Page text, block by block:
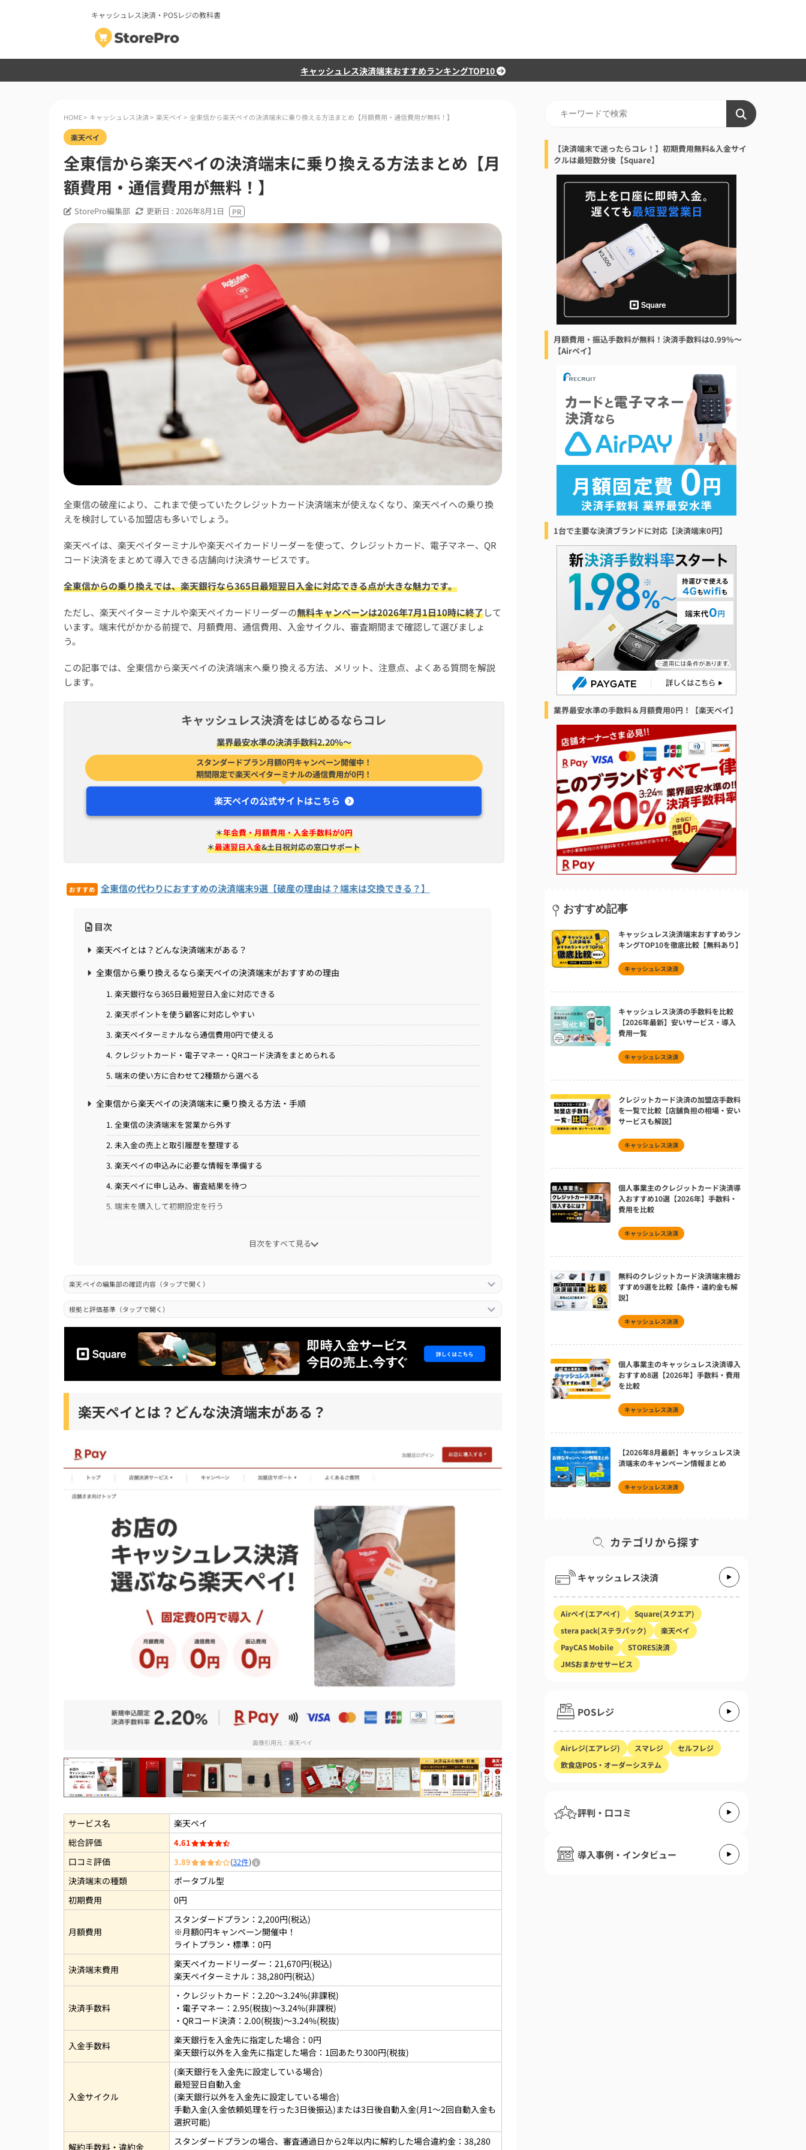
キャッシュレス決済・POSレジの教科書
キャッシュレス決済端末おすすめランキングTOP10
HOME> キャッシュレス決済> 楽天ペイ > 全東信から楽天ペイの決済端末に乗り換える方法まとめ【月額費用・通信費用が無料！】
楽天ペイ
全東信から楽天ペイの決済端末に乗り換える方法まとめ【月
額費用・通信費用が無料！】
StorePro編集部 更新日 : 2026年8月1日
全東信の破産により、これまで使っていたクレジットカード決済端末が使えなくなり、楽天ペイへの乗り換
えを検討している加盟店も多いでしょう。
楽天ペイは、楽天ペイターミナルや楽天ペイカードリーダーを使って、クレジットカード、電子マネー、QR
コード決済をまとめて導入できる店舗向け決済サービスです。
全東信からの乗り換えでは、楽天銀行なら365日最短翌日入金に対応できる点が大きな魅力です。
ただし、楽天ペイターミナルや楽天ペイカードリーダーの無料キャンペーンは2026年7月1日10時に終了して
います。端末代がかかる前提で、月額費用、通信費用、入金サイクル、審査期間まで確認して選びましょ
う。
この記事では、全東信から楽天ペイの決済端末へ乗り換える方法、メリット、注意点、よくある質問を解説
します。
キャッシュレス決済をはじめるならコレ
業界最安水準の決済手数料2.20%〜
スタンダードプラン月額0円キャンペーン開催中！
期間限定で楽天ペイターミナルの通信費用が0円！
楽天ペイの公式サイトはこちら
＊年会費・月額費用・入金手数料が0円
＊最速翌日入金&土日祝対応の窓口サポート
おすすめ 全東信の代わりにおすすめの決済端末9選【破産の理由は？端末は交換できる？】
目次
楽天ペイとは？どんな決済端末がある？
全東信から乗り換えるなら楽天ペイの決済端末がおすすめの理由
1. 楽天銀行なら365日最短翌日入金に対応できる
2. 楽天ポイントを使う顧客に対応しやすい
3. 楽天ペイターミナルなら通信費用0円で使える
4. クレジットカード・電子マネー・QRコード決済をまとめられる
5. 端末の使い方に合わせて2種類から選べる
全東信から楽天ペイの決済端末に乗り換える方法・手順
1. 全東信の決済端末を営業から外す
2. 未入金の売上と取引履歴を整理する
3. 楽天ペイの申込みに必要な情報を準備する
4. 楽天ペイに申し込み、審査結果を待つ
5. 端末を購入して初期設定を行う
2. スタンダードプランは月額費用に注意する
3. 楽天銀行以外は振込手数料がかかる
4. 審査結果によって利用できるブランドが変わる
楽天ペイの決済端末はこんな店舗におすすめ
楽天ペイターミナルはこんな店舗におすすめ
全東信から楽天ペイの決済端末に乗り換える際によくある質問
楽天ペイは楽天カードで決済できる？
全東信と楽天ペイの決済端末で決済手数料が高いのはどっち？
2026年7月の全東信の破産は楽天ペイの決済端末に影響はある？
実際に楽天ペイの決済端末を導入した店舗の口コミ・体験談
まとめ：全東信から楽天ペイの決済端末に乗り換える方法まとめ【月額費用・通信費用が無料！】
目次をすべて見る
楽天ペイの編集部の確認内容（タップで開く）
根拠と評価基準（タップで開く）
楽天ペイとは？どんな決済端末がある？
画像引用元：楽天ペイ
楽天ペイターミナルの同梱物を確認【StorePro編集部撮影】
楽天ペイの店舗掲示用キットを確認【StorePro編集部撮影】
楽天ペイの決済端末の種類・特徴
楽天ペイの導入方法【申し込みから利用開始までの流れ】
楽天ペイの決済端末無料キャンペーンは2種類ある
楽天ペイカードリーダーやターミナル
楽天ペイカードリーダー
サービス名
楽天ペイ
総合評価
4.61
口コミ評価 3.89 (32件)
決済端末の種類
ポータブル型
初期費用
0円
月額費用
スタンダードプラン：2,200円(税込)
※月額0円キャンペーン開催中！
ライトプラン・標準：0円
決済端末費用
楽天ペイカードリーダー：21,670円(税込)
楽天ペイターミナル：38,280円(税込)
決済手数料
・クレジットカード：2.20～3.24%(非課税)
・電子マネー：2.95(税抜)～3.24%(非課税)
・QRコード決済：2.00(税抜)～3.24%(税抜)
入金手数料
楽天銀行を入金先に指定した場合：0円
楽天銀行以外を入金先に指定した場合：1回あたり300円(税抜)
入金サイクル
(楽天銀行を入金先に設定している場合)
最短翌日自動入金
(楽天銀行以外を入金先に設定している場合)
手動入金(入金依頼処理を行った3日後振込)または3日後自動入金(月1～2回自動入金も
選択可能)
解約手数料・違約金
スタンダードプランの場合、審査通過日から2年以内に解約した場合違約金：38,280
【決済端末で迷ったらコレ！】初期費用無料&入金サイ
クルは最短数分後【Square】
月額費用・振込手数料が無料！決済手数料は0.99%〜
【Airペイ】
1台で主要な決済ブランドに対応【決済端末0円】
業界最安水準の手数料＆月額費用0円！【楽天ペイ】
おすすめ記事
キャッシュレス決済端末おすすめラン
キングTOP10を徹底比較【無料あり】
キャッシュレス決済
キャッシュレス決済の手数料を比較
【2026年最新】安いサービス・導入
費用一覧
キャッシュレス決済
クレジットカード決済の加盟店手数料
を一覧で比較【店舗負担の相場・安い
サービスも解説】
キャッシュレス決済
個人事業主のクレジットカード決済導
入おすすめ10選【2026年】手数料・
費用を比較
キャッシュレス決済
無料のクレジットカード決済端末機お
すすめ9選を比較【条件・違約金も解
説】
キャッシュレス決済
個人事業主のキャッシュレス決済導入
おすすめ8選【2026年】手数料・費用
を比較
キャッシュレス決済
【2026年8月最新】キャッシュレス決
済端末のキャンペーン情報まとめ
キャッシュレス決済
カテゴリから探す
キャッシュレス決済
Airペイ(エアペイ)
Square(スクエア)
stera pack(ステラパック)
楽天ペイ
PayCAS Mobile
STORES決済
JMSおまかせサービス
POSレジ
Airレジ(エアレジ) スマレジ
セルフレジ
飲食店POS・オーダーシステム
評判・口コミ
導入事例・インタビュー